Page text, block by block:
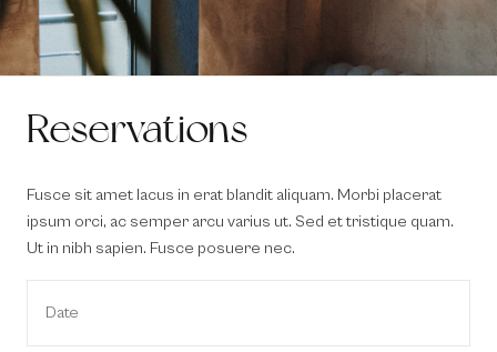
Reservations
Fusce sit amet lacus in erat blandit aliquam. Morbi placerat
ipsum orci, ac semper arcu varius ut. Sed et tristique quam.
Ut in nibh sapien. Fusce posuere nec.